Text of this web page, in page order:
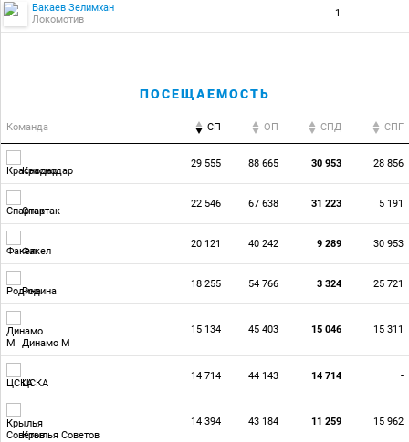
Бакаев Зелимхан
Локомотив
1
ПОСЕЩАЕМОСТЬ
Команда СП ОП CПД CПГ
Краснодар
29 555 88 665 30 953 28 856
Спартак
22 546 67 638 31 223 5 191
Факел
20 121 40 242 9 289 30 953
Родина
18 255 54 766 3 324 25 721
Динамо М
15 134 45 403 15 046 15 311
ЦСКА
14 714 44 143 14 714 -
Крылья Советов
14 394 43 184 11 259 15 962